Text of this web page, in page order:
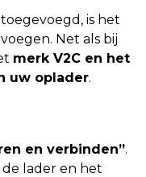
is het
Net als bij
merk V2C en het
uw oplader.
en verbinden”.
de lader en het